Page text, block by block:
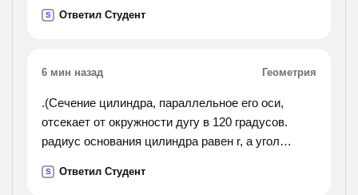
S Ответил Студент
6 мин назад Геометрия
.(Сечение цилиндра, параллельное его оси,
отсекает от окружности дугу в 120 градусов.
радиус основания цилиндра равен r, а угол
равен 30 градусам. найдите объём цилиндра.).
S Ответил Студент